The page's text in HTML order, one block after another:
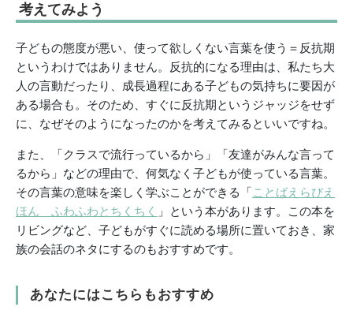
考えてみよう
子どもの態度が悪い、使って欲しくない言葉を使う＝反抗期
というわけではありません。反抗的になる理由は、私たち大
人の言動だったり、成長過程にある子どもの気持ちに要因が
ある場合も。そのため、すぐに反抗期というジャッジをせず
に、なぜそのようになったのかを考えてみるといいですね。
また、「クラスで流行っているから」「友達がみんな言って
るから」などの理由で、何気なく子どもが使っている言葉。
その言葉の意味を楽しく学ぶことができる「ことばえらびえ
ほん ふわふわとちくちく 」という本があります。この本を
リビングなど、子どもがすぐに読める場所に置いておき、家
族の会話のネタにするのもおすすめです。
あなたにはこちらもおすすめ